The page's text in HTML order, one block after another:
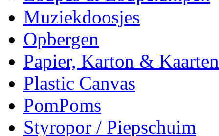
Muziekdoosjes
Opbergen
Papier, Karton & Kaarten
Plastic Canvas
PomPoms
Styropor / Piepschuim